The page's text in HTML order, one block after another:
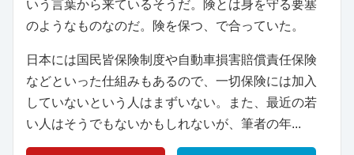
いう言葉から来ているそうだ。険とは身を守る要塞
のようなものなのだ。険を保つ、で合っていた。
日本には国民皆保険制度や自動車損害賠償責任保険
などといった仕組みもあるので、一切保険には加入
していないという人はまずいない。また、最近の若
い人はそうでもないかもしれないが、筆者の年...